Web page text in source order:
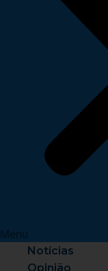
Menu
Notícias
Opinião